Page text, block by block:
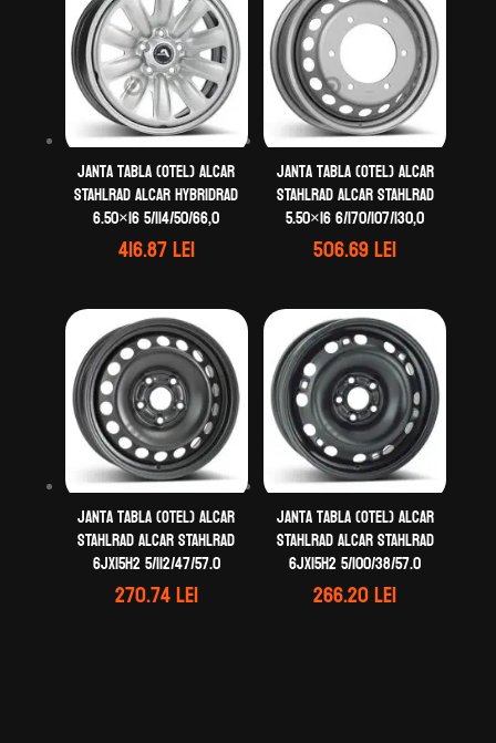
Janta tabla (otel) ALCAR
STAHLRAD ALCAR HYBRIDRAD
6.50×16 5/114/50/66,0
416.87lei
Janta tabla (otel) ALCAR
STAHLRAD ALCAR STAHLRAD
5.50×16 6/170/107/130,0
506.69lei
Janta tabla (otel) ALCAR
STAHLRAD ALCAR STAHLRAD
6Jx15H2 5/112/47/57.0
270.74lei
Janta tabla (otel) ALCAR
STAHLRAD ALCAR STAHLRAD
6Jx15H2 5/100/38/57.0
266.20lei